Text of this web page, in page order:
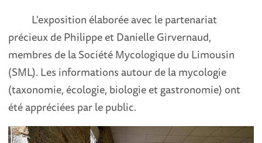
L'exposition élaborée avec le partenariat
précieux de Philippe et Danielle Girvernaud,
membres de la Société Mycologique du Limousin
(SML). Les informations autour de la mycologie
(taxonomie, écologie, biologie et gastronomie) ont
été appréciées par le public.